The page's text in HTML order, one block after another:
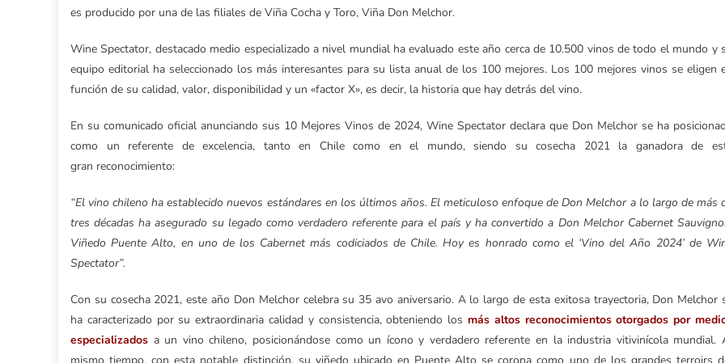
es producido por una de las filiales de Viña Cocha y Toro, Viña Don Melchor.
Wine Spectator, destacado medio especializado a nivel mundial ha evaluado este año cerca de 10.500 vinos de todo el mundo y
equipo editorial ha seleccionado los más interesantes para su lista anual de los 100 mejores. Los 100 mejores vinos se eligen
función de su calidad, valor, disponibilidad y un «factor X», es decir, la historia que hay detrás del vino.
En su comunicado oficial anunciando sus 10 Mejores Vinos de 2024, Wine Spectator declara que Don Melchor se ha
como un referente de excelencia, tanto en Chile como en el mundo, siendo su cosecha 2021 la ganadora de
gran reconocimiento:
“El vino chileno ha establecido nuevos estándares en los últimos años. El meticuloso enfoque de Don Melchor a lo largo de más
tres décadas ha asegurado su legado como verdadero referente para el país y ha convertido a Don Melchor Cabernet
Viñedo Puente Alto, en uno de los Cabernet más codiciados de Chile. Hoy es honrado como el ‘Vino del Año 2024’ de
Spectator”.
Con su cosecha 2021, este año Don Melchor celebra su 35 avo aniversario. A lo largo de esta exitosa trayectoria, Don Melchor
ha caracterizado por su extraordinaria calidad y consistencia, obteniendo los más altos reconocimientos otorgados por
especializados a un vino chileno, posicionándose como un ícono y verdadero referente en la industria vitivinícola mundial.